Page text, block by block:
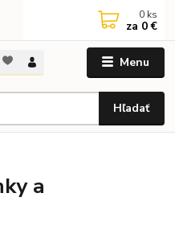
Menu
Hľadať
0 ks
za 0 €
a